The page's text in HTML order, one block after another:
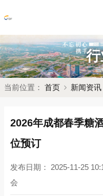
当前位置： 首页 新闻资讯
2026年成都春季糖
位预订
发布日期： 2025-11-25
会